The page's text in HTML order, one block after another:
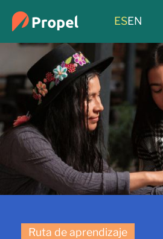
ESEN
Ruta de aprendizaje